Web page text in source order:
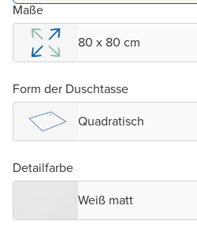
Maße
80 x 80 cm
Form der Duschtasse
Quadratisch
Detailfarbe
Weiß matt